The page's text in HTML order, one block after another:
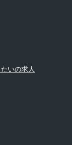
いの求人